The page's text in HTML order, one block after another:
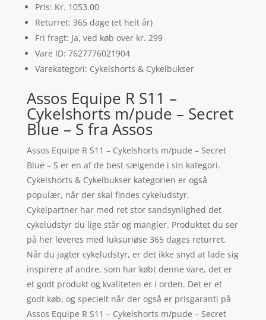
Pris: Kr. 1053.00
Returret: 365 dage (et helt år)
Fri fragt: Ja, ved køb over kr. 299
Vare ID: 7627776021904
Varekategori: Cykelshorts & Cykelbukser
Assos Equipe R S11 –
Cykelshorts m/pude – Secret
Blue – S fra Assos
Assos Equipe R S11 – Cykelshorts m/pude – Secret
Blue – S er en af de best sælgende i sin kategori.
Cykelshorts & Cykelbukser kategorien er også
populær, når der skal findes cykeludstyr.
Cykelpartner har med ret stor sandsynlighed det
cykeludstyr du lige står og mangler. Produktet du ser
på her leveres med luksuriøse 365 dages returret.
Når du jagter cykeludstyr, er det ikke snyd at lade sig
inspirere af andre, som har købt denne vare, det er
et godt produkt og kvaliteten er i orden. Det er et
godt køb, og specielt når der også er prisgaranti på
Assos Equipe R S11 – Cykelshorts m/pude – Secret